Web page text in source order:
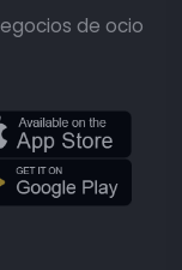
de ocio